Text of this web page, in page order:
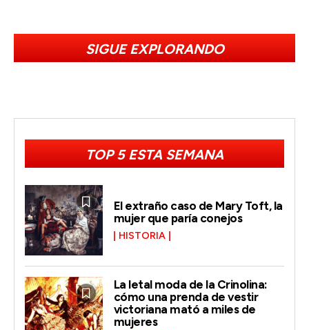
SIGUE EXPLORANDO
TOP 5 ESTA SEMANA
El extraño caso de Mary Toft, la
mujer que paría conejos
HISTORIA
La letal moda de la Crinolina:
cómo una prenda de vestir
victoriana mató a miles de
mujeres